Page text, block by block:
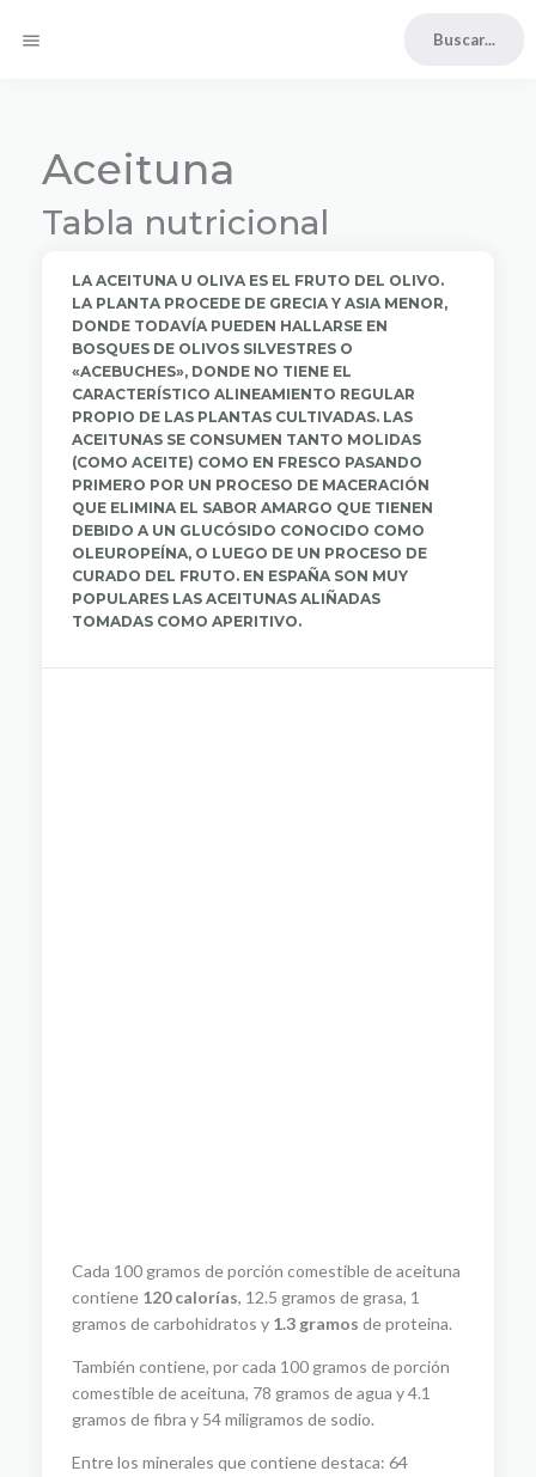
menu
Aceituna
Tabla nutricional
LA ACEITUNA​ U OLIVA​ ES EL FRUTO DEL OLIVO.
LA PLANTA PROCEDE DE GRECIA Y ASIA MENOR,
DONDE TODAVÍA PUEDEN HALLARSE EN
BOSQUES DE OLIVOS SILVESTRES O
«ACEBUCHES», DONDE NO TIENE EL
CARACTERÍSTICO ALINEAMIENTO REGULAR
PROPIO DE LAS PLANTAS CULTIVADAS. LAS
ACEITUNAS SE CONSUMEN TANTO MOLIDAS
(COMO ACEITE) COMO EN FRESCO PASANDO
PRIMERO POR UN PROCESO DE MACERACIÓN
QUE ELIMINA EL SABOR AMARGO QUE TIENEN
DEBIDO A UN GLUCÓSIDO CONOCIDO COMO
OLEUROPEÍNA, O LUEGO DE UN PROCESO DE
CURADO DEL FRUTO. EN ESPAÑA SON MUY
POPULARES LAS ACEITUNAS ALIÑADAS
TOMADAS COMO APERITIVO.
Cada 100 gramos de porción comestible de aceituna
contiene 120 calorías, 12.5 gramos de grasa, 1
gramos de carbohidratos y 1.3 gramos de proteina.
También contiene, por cada 100 gramos de porción
comestible de aceituna, 78 gramos de agua y 4.1
gramos de fibra y 54 miligramos de sodio.
Entre los minerales que contiene destaca: 64